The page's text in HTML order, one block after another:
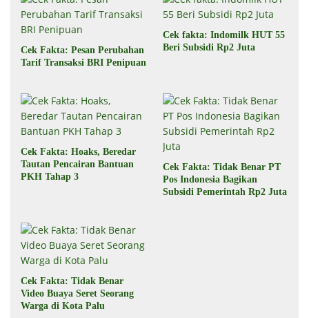
Cek Fakta: Pesan Perubahan
Tarif Transaksi BRI Penipuan
Cek fakta: Indomilk HUT 55
Beri Subsidi Rp2 Juta
Cek Fakta: Hoaks, Beredar
Tautan Pencairan Bantuan
PKH Tahap 3
Cek Fakta: Tidak Benar PT
Pos Indonesia Bagikan
Subsidi Pemerintah Rp2 Juta
Cek Fakta: Tidak Benar
Video Buaya Seret Seorang
Warga di Kota Palu